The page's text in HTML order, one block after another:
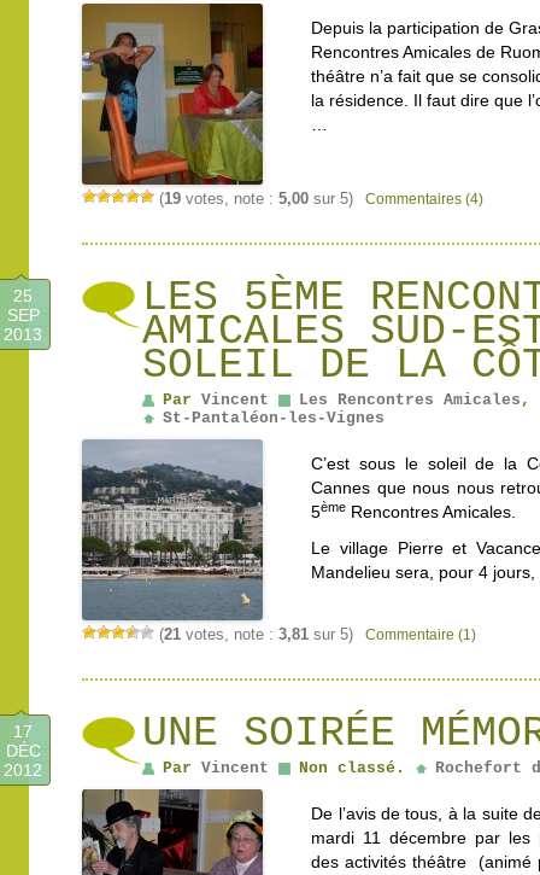
Depuis la participation de
Rencontres Amicales de
théâtre n’a fait que se
la résidence. Il faut dire que
(19 votes, note : 5,00 sur 5) Commentaires (4)
LES 5ÈME
AMICALES SUD-
SOLEIL DE LA
25
SEP
2013
Par Vincent Les Rencontres Amicales ,
St-Pantaléon-les-Vignes
C’est sous le soleil de la
Cannes que nous nous
5ème Rencontres Amicales.
Le village Pierre et
Mandelieu sera, pour 4
(21 votes, note : 3,81 sur 5) Commentaire (1)
UNE SOIRÉE
17
DÉC
2012
Par Vincent Non classé. Rochefort
De l’avis de tous, à la suite
mardi 11 décembre par les
des activités théâtre (animé